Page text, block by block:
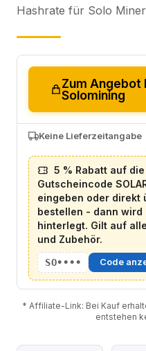
Hashrate für Solo
Zum Angebot
Solomining
Keine Lieferzeitangabe
5 % Rabatt auf
Gutscheincode
eingeben oder direkt
bestellen - dann wird
hinterlegt. Gilt auf
und Zubehör.
SO•••• Code
* Affiliate-Link: Bei Kauf
entstehen